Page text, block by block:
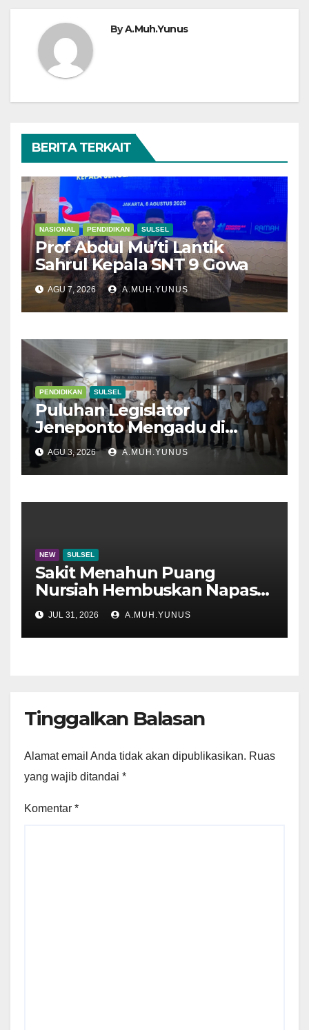
ByA.Muh.Yunus
BERITA TERKAIT
NASIONAL PENDIDIKAN SULSEL
Prof Abdul Mu’ti Lantik
Sahrul Kepala SNT 9 Gowa
AGU 7, 2026 A.MUH.YUNUS
PENDIDIKAN SULSEL
Puluhan Legislator
Jeneponto Mengadu di
Disdik Sulsel
AGU 3, 2026 A.MUH.YUNUS
NEW SULSEL
Sakit Menahun Puang
Nursiah Hembuskan Napas
Terakhir
JUL 31, 2026 A.MUH.YUNUS
Tinggalkan Balasan
Alamat email Anda tidak akan dipublikasikan. Ruas
yang wajib ditandai *
Komentar *